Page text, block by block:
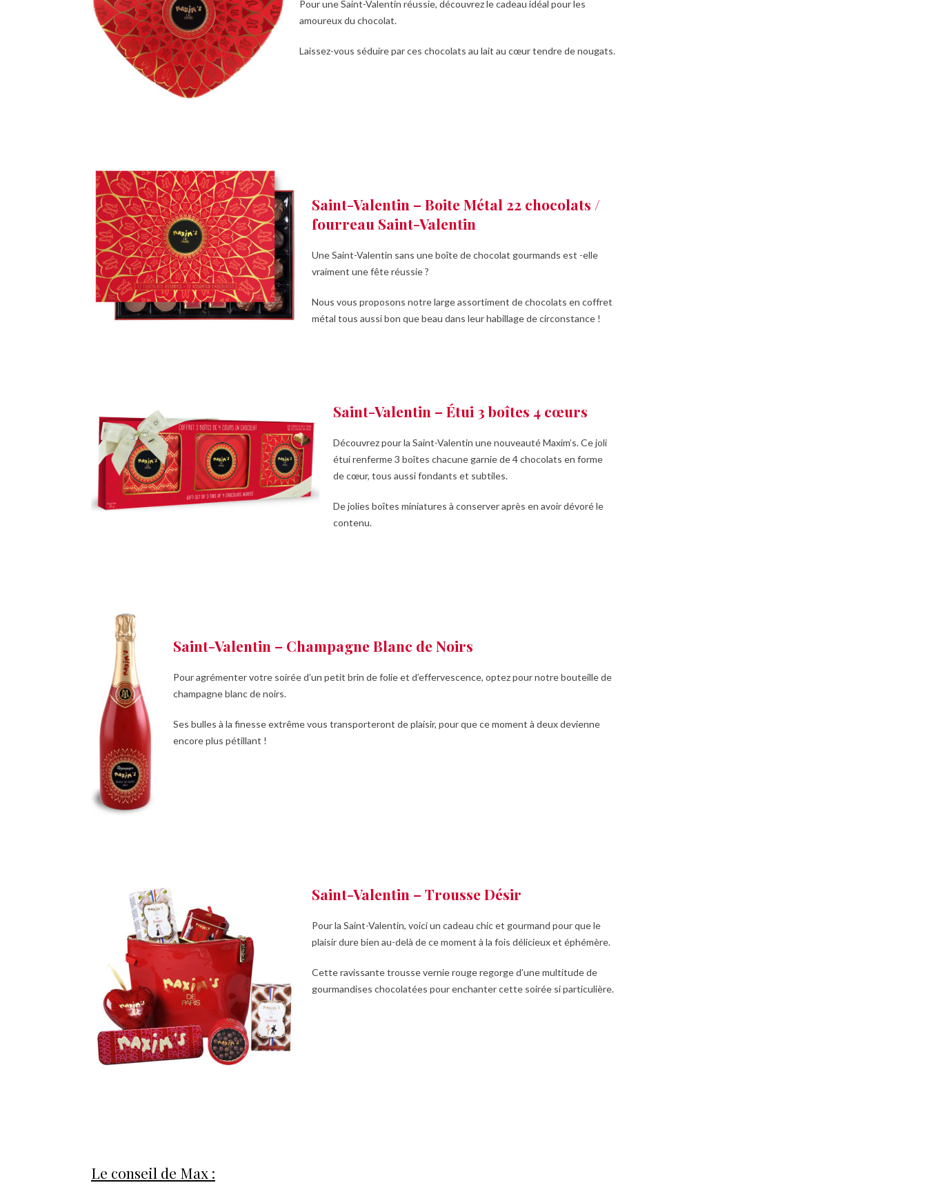
Pour une Saint-Valentin réussie, découvrez le cadeau idéal pour les
amoureux du chocolat.
Laissez-vous séduire par ces chocolats au lait au cœur tendre de nougats.
Saint-Valentin – Boite Métal 22 chocolats /
fourreau Saint-Valentin
Une Saint-Valentin sans une boîte de chocolat gourmands est -elle
vraiment une fête réussie ?
Nous vous proposons notre large assortiment de chocolats en coffret
métal tous aussi bon que beau dans leur habillage de circonstance !
Saint-Valentin – Étui 3 boîtes 4 cœurs
Découvrez pour la Saint-Valentin une nouveauté Maxim’s. Ce joli
étui renferme 3 boîtes chacune garnie de 4 chocolats en forme
de cœur, tous aussi fondants et subtiles.
De jolies boîtes miniatures à conserver après en avoir dévoré le
contenu.
Saint-Valentin – Champagne Blanc de Noirs
Pour agrémenter votre soirée d’un petit brin de folie et d’effervescence, optez pour notre bouteille de
champagne blanc de noirs.
Ses bulles à la finesse extrême vous transporteront de plaisir, pour que ce moment à deux devienne
encore plus pétillant !
Saint-Valentin – Trousse Désir
Pour la Saint-Valentin, voici un cadeau chic et gourmand pour que le
plaisir dure bien au-delà de ce moment à la fois délicieux et éphémère.
Cette ravissante trousse vernie rouge regorge d’une multitude de
gourmandises chocolatées pour enchanter cette soirée si particulière.
Le conseil de Max :